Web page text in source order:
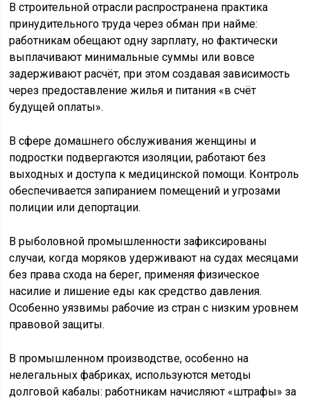
В строительной отрасли распространена практика
принудительного труда через обман при найме:
работникам обещают одну зарплату, но фактически
выплачивают минимальные суммы или вовсе
задерживают расчёт, при этом создавая зависимость
через предоставление жилья и питания «в счёт
будущей оплаты».
В сфере домашнего обслуживания женщины и
подростки подвергаются изоляции, работают без
выходных и доступа к медицинской помощи. Контроль
обеспечивается запиранием помещений и угрозами
полиции или депортации.
В рыболовной промышленности зафиксированы
случаи, когда моряков удерживают на судах месяцами
без права схода на берег, применяя физическое
насилие и лишение еды как средство давления.
Особенно уязвимы рабочие из стран с низким уровнем
правовой защиты.
В промышленном производстве, особенно на
нелегальных фабриках, используются методы
долговой кабалы: работникам начисляют «штрафы» за